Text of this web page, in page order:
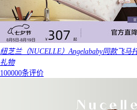
纽芝兰（NUCELLE）Angelababy同款飞
礼物
100000条评价